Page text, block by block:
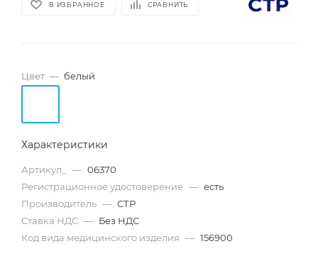
В ИЗБРАННОЕ СРАВНИТЬ
Цвет — белый
Характеристики
Артикул_ — 06370
Регистрационное удостоверение — есть
Производитель — СТР
Ставка НДС — Без НДС
Код вида медицинского изделия — 156900